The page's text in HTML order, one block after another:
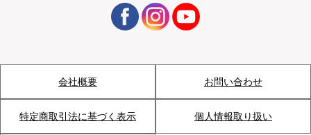
会社概要 お問い合わせ
特定商取引法に基づく表示 個人情報取り扱い